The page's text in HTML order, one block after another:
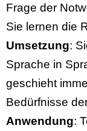
Frage der
Sie lernen die
Umsetzung:
Sprache in
geschieht
Bedürfnisse
Anwendung: